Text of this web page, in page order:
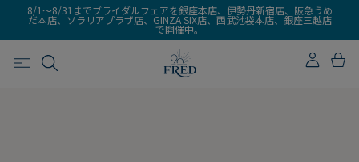
8/1～8/31までブライダルフェアを銀座本店、伊勢丹新宿店、阪急うめ
だ本店、ソラリアプラザ店、GINZA SIX店、西武池袋本店、銀座三越店
で開催中。